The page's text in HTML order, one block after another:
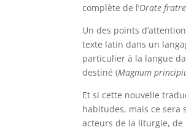
complète de l’Orate
Un des points
texte latin dans un
particulier à la langue
destiné (Magnum
Et si cette nouvelle
habitudes, mais ce sera
acteurs de la liturgie, de